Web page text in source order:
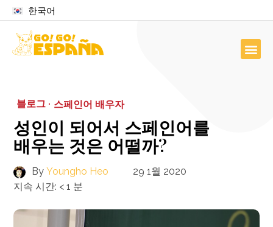
한국어
블로그 · 스페인어 배우자
성인이 되어서 스페인어를
배우는 것은 어떨까?
By Youngho Heo
29 1월 2020
지속 시간: < 1 분